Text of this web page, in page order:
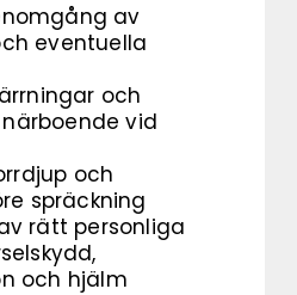
av
eventuella
och
vid
och
spräckning
rätt personliga
och hjälm